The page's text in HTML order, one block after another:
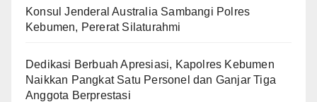
Konsul Jenderal Australia Sambangi Polres
Kebumen, Pererat Silaturahmi
Dedikasi Berbuah Apresiasi, Kapolres Kebumen
Naikkan Pangkat Satu Personel dan Ganjar Tiga
Anggota Berprestasi